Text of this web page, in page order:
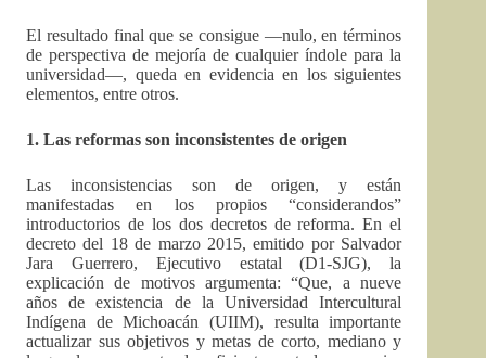
El resultado final que se consigue —nulo, en términos
de perspectiva de mejoría de cualquier índole para la
universidad—, queda en evidencia en los siguientes
elementos, entre otros.
1. Las reformas son inconsistentes de origen
Las inconsistencias son de origen, y están
manifestadas en los propios “considerandos”
introductorios de los dos decretos de reforma. En el
decreto del 18 de marzo 2015, emitido por Salvador
Jara Guerrero, Ejecutivo estatal (D1-SJG), la
explicación de motivos argumenta: “Que, a nueve
años de existencia de la Universidad Intercultural
Indígena de Michoacán (UIIM), resulta importante
actualizar sus objetivos y metas de corto, mediano y